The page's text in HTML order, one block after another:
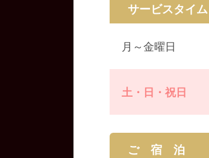
サービスタイム
月～金曜日
土・日・祝日
ご 宿 泊